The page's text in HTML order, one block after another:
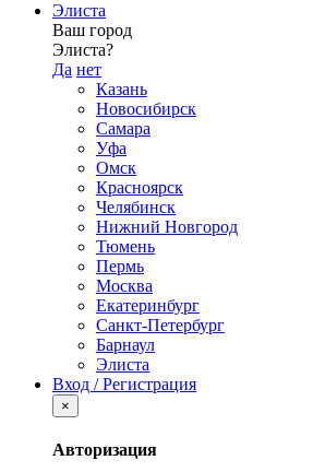
Элиста
Ваш город
Элиста?
Да нет
Казань
Новосибирск
Самара
Уфа
Омск
Красноярск
Челябинск
Нижний Новгород
Тюмень
Пермь
Москва
Екатеринбург
Санкт-Петербург
Барнаул
Элиста
Вход / Регистрация
×
Авторизация